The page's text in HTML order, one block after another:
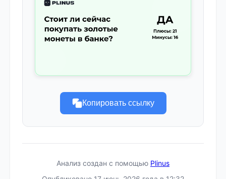
Копировать ссылку
Анализ создан с помощью Plinus